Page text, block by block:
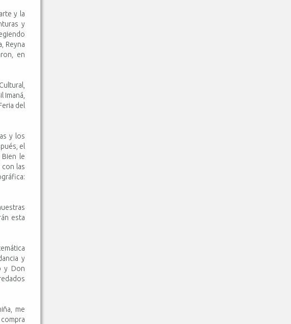
y la
y
Reyna
en
Imaná,
del
y los
el
le
las
esta
y
y Don
me